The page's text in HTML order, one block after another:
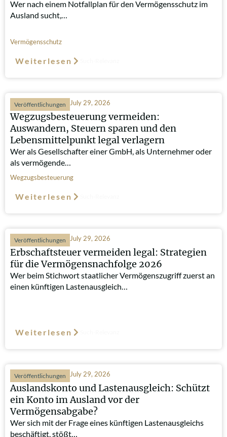
Wer nach einem Notfallplan für den Vermögensschutz im
Ausland sucht,…
Vermögensschutz
Weiterlesen
Veröffentlichungen July 29, 2026
Wegzugsbesteuerung vermeiden:
Auswandern, Steuern sparen und den
Lebensmittelpunkt legal verlagern
Wer als Gesellschafter einer GmbH, als Unternehmer oder
als vermögende…
Wegzugsbesteuerung
Weiterlesen
Veröffentlichungen July 29, 2026
Erbschaftsteuer vermeiden legal: Strategien
für die Vermögensnachfolge 2026
Wer beim Stichwort staatlicher Vermögenszugriff zuerst an
einen künftigen Lastenausgleich…
Weiterlesen
Veröffentlichungen July 29, 2026
Auslandskonto und Lastenausgleich: Schützt
ein Konto im Ausland vor der
Vermögensabgabe?
Wer sich mit der Frage eines künftigen Lastenausgleichs
beschäftigt, stößt…